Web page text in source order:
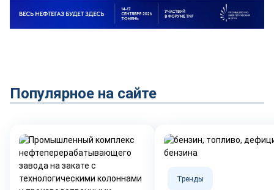
Популярное на сайте
Тренды